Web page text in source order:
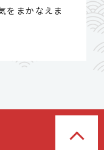
をまかなえま